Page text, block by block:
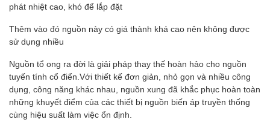
phát nhiệt cao, khó để lắp đặt
Thêm vào đó nguồn này có giá thành khá cao nên không được
sử dụng nhiều
Nguồn tổ ong ra đời là giải pháp thay thế hoàn hảo cho nguồn
tuyến tính cổ điển.Với thiết kế đơn giản, nhỏ gọn và nhiều công
dụng, công năng khác nhau, nguồn xung đã khắc phục hoàn toàn
những khuyết điểm của các thiết bị nguồn biến áp truyền thống
cùng hiệu suất làm việc ổn định.